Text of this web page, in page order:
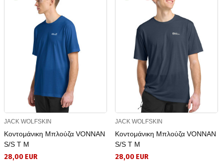
JACK WOLFSKIN
Κοντομάνικη Μπλούζα VONNAN
S/S T M
28,00 EUR
JACK WOLFSKIN
Κοντομάνικη Μπλούζα VONNAN
S/S T M
28,00 EUR